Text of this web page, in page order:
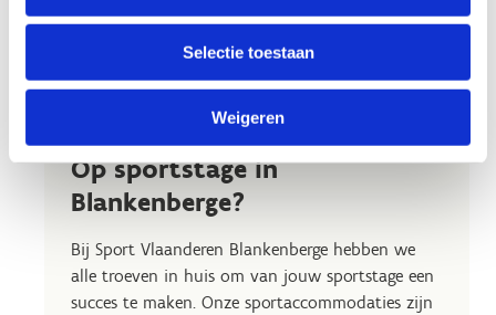
Selectie toestaan
Weigeren
Op sportstage in
Blankenberge?
Bij Sport Vlaanderen Blankenberge hebben we
alle troeven in huis om van jouw sportstage een
succes te maken. Onze sportaccommodaties zijn